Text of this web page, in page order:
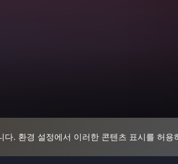
. 환경 설정에서 이러한 콘텐츠 표시를 허